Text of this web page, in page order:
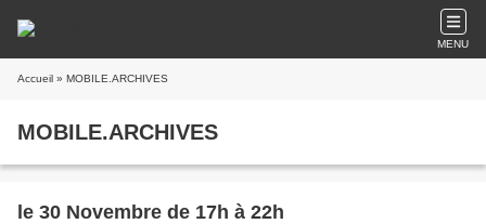
MENU
Accueil » MOBILE.ARCHIVES
MOBILE.ARCHIVES
le 30 Novembre de 17h à 22h